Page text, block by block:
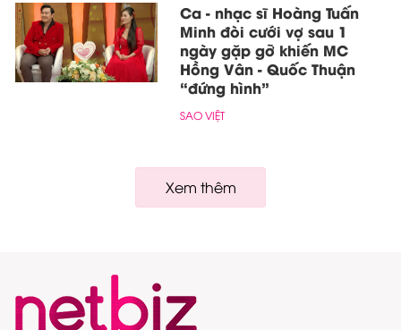
Ca - nhạc sĩ Hoàng Tuấn
Minh đòi cưới vợ sau 1
ngày gặp gỡ khiến MC
Hồng Vân - Quốc Thuận
“đứng hình”
SAO VIỆT
Xem thêm